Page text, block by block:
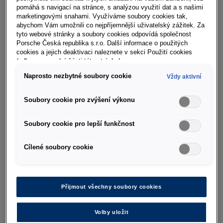
Anebo lze zadní sedadla vyjmout a místo pod
lůžkem pak využít jako velkoryse dimenzovaný
odkládací prostor - například při návštěvě
festivalu, rodinném kempování, nebo dokonce
surfařské výpravě, protože pod lůžko lze uložit i
surfová prkna. Ve složeném stavu se lůžko
složenými sedadly třetí řady - a lze ho také
Zatemnění se jednoduše připevňuje k přednímu i
zadnímu oknu a k bočním oknům integrovanými
magnety nebo plastovými zasouvacími kartami,
komfort. Je-li Multivan vybaven na přání
dodávanou panoramatickou střechou, je
součástí zatemnění zakrytí i pro panoramatickou
pomáhá s navigací na stránce, s analýzou využití dat a s našimi
marketingovými snahami. Využíváme soubory cookies tak,
abychom Vám umožnili co nejpříjemnější uživatelský zážitek. Za
tyto webové stránky a soubory cookies odpovídá společnost
Porsche Česká republika s.r.o. Další informace o použitých
cookies a jejich deaktivaci naleznete v sekci Použití cookies
(odkaz ve spodní části této stránky).
Naprosto nezbytné soubory cookie Vždy aktivní
Soubory cookie pro zvýšení výkonu
Soubory cookie pro lepší funkčnost
Cílené soubory cookie
Přijmout všechny soubory cookies
Volby uložit